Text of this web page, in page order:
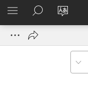
تغيير
الموقع
تسجيل
الدخول
نافذة
البحث
في
JW.‎ORG